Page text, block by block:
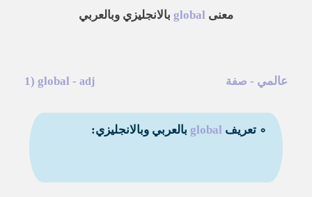
معنى global بالانجليزي وبالعربي
عالمي - صفة 1) global - adj
∘ تعريف global بالعربي وبالانجليزي: